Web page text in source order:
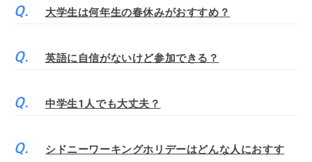
大学生は何年生の春休みがおすすめ？
英語に自信がないけど参加できる？
中学生1人でも大丈夫？
シドニーワーキングホリデーはどんな人におすす